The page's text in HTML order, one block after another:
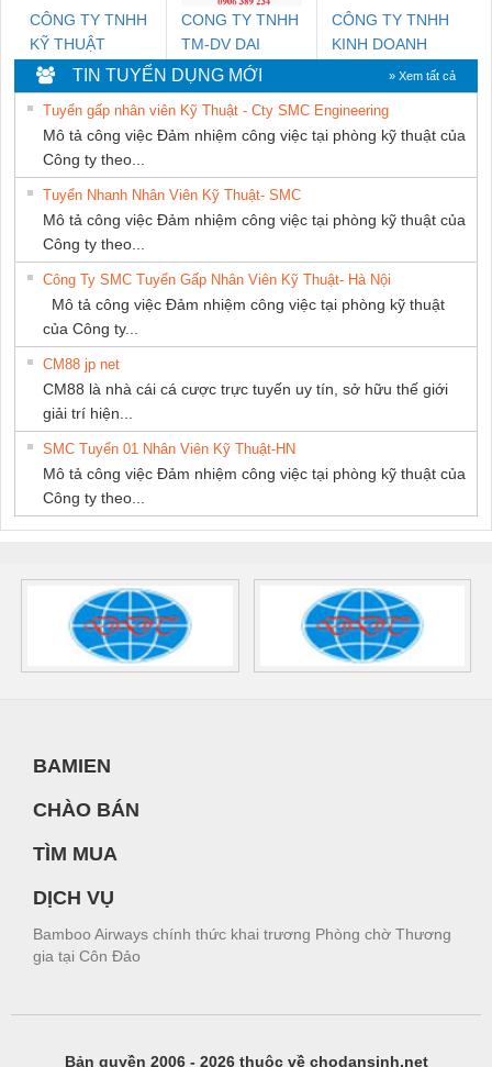
CÔNG TY TNHH
KỸ THUẬT
KTECH VIỆT
NAM
CONG TY TNHH
TM-DV DAI
DONG THANH
CÔNG TY TNHH
KINH DOANH
DỊCH VỤ XNK
PHƯƠNG NAM
TIN TUYỂN DỤNG MỚI » Xem tất cả
Tuyển gấp nhân viên Kỹ Thuật - Cty SMC Engineering
Mô tả công việc Đảm nhiệm công việc tại phòng kỹ thuật của
Công ty theo...
Tuyển Nhanh Nhân Viên Kỹ Thuật- SMC
Mô tả công việc Đảm nhiệm công việc tại phòng kỹ thuật của
Công ty theo...
Công Ty SMC Tuyển Gấp Nhân Viên Kỹ Thuật- Hà Nội
Mô tả công việc Đảm nhiệm công việc tại phòng kỹ thuật
của Công ty...
CM88 jp net
CM88 là nhà cái cá cược trực tuyến uy tín, sở hữu thế giới
giải trí hiện...
SMC Tuyển 01 Nhân Viên Kỹ Thuật-HN
Mô tả công việc Đảm nhiệm công việc tại phòng kỹ thuật của
Công ty theo...
BAMIEN
CHÀO BÁN
TÌM MUA
DỊCH VỤ
Bamboo Airways chính thức khai trương Phòng chờ Thương
gia tại Côn Đảo
Bản quyền 2006 - 2026 thuộc về chodansinh.net